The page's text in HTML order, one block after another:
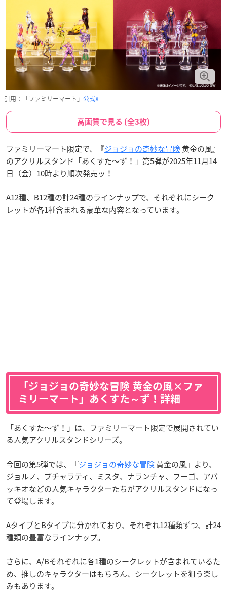
引用：「ファミリーマート」 公式X
高画質で見る (全3枚)
ファミリーマート限定で、『ジョジョの奇妙な冒険黄金の風』
のアクリルスタンド「あくすた～ず！」第5弾が2025年11月14
日（金）10時より順次発売ッ！
A12種、B12種の計24種のラインナップで、それぞれにシーク
レットが各1種含まれる豪華な内容となっています。
「ジョジョの奇妙な冒険 黄金の風×ファ
ミリーマート」あくすた～ず！詳細
「あくすた～ず！」は、ファミリーマート限定で展開されてい
る人気アクリルスタンドシリーズ。
今回の第5弾では、『ジョジョの奇妙な冒険黄金の風』より、
ジョルノ、ブチャラティ、ミスタ、ナランチャ、フーゴ、アバ
ッキオなどの人気キャラクターたちがアクリルスタンドになっ
て登場します。
AタイプとBタイプに分かれており、それぞれ12種類ずつ、計24
種類の豊富なラインナップ。
さらに、A/Bそれぞれに各1種のシークレットが含まれているた
め、推しのキャラクターはもちろん、シークレットを狙う楽し
みもあります。